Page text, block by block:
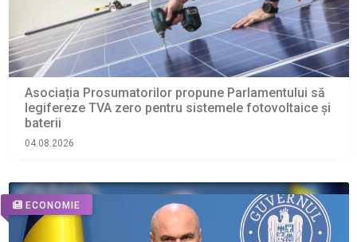
Asociația Prosumatorilor propune Parlamentului să
legifereze TVA zero pentru sistemele fotovoltaice și
baterii
04.08.2026
ECONOMIE